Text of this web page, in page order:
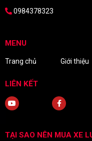
0984378323
MENU
Trang chủ Giới thiệu
LIÊN KẾT
TẠI SAO NÊN MUA XE